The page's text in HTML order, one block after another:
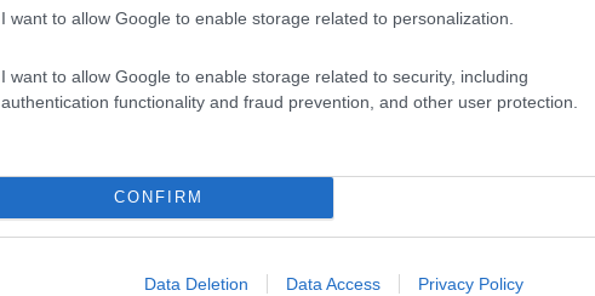
I want to allow Google to enable storage related to personalization.
I want to allow Google to enable storage related to security, including
authentication functionality and fraud prevention, and other user protection.
CONFIRM
Data Deletion Data Access Privacy Policy